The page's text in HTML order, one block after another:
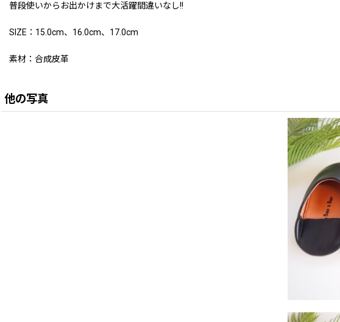
普段使いからお出かけまで大活躍間違いなし!!
SIZE：15.0cm、16.0cm、17.0cm
素材：合成皮革
他の写真